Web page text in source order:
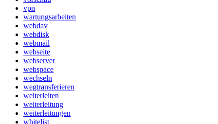
vpn
wartungsarbeiten
webdav
webdisk
webmail
webseite
webserver
webspace
wechseln
wegtransferieren
weiterleiten
weiterleitung
weiterleitungen
whitelist